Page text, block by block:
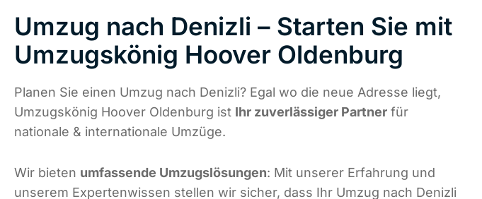
Umzug nach Denizli – Starten Sie mit
Umzugskönig Hoover Oldenburg
Planen Sie einen Umzug nach Denizli? Egal wo die neue Adresse liegt,
Umzugskönig Hoover Oldenburg ist Ihr zuverlässiger Partner für
nationale & internationale Umzüge.
Wir bieten umfassende Umzugslösungen: Mit unserer Erfahrung und
unserem Expertenwissen stellen wir sicher, dass Ihr Umzug nach Denizli